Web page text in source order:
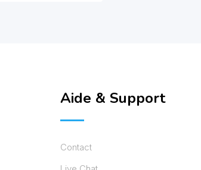
Aide & Support
Contact